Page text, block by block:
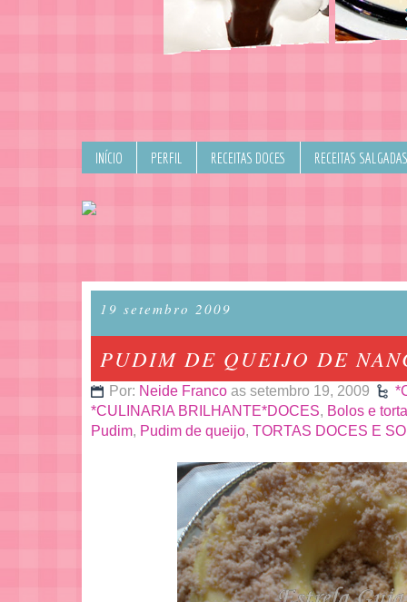
INÍCIO PERFIL RECEITAS DOCES RECEITAS SALGADAS
19 setembro 2009
PUDIM DE QUEIJO DE
Por: Neide Franco as setembro 19, 2009
*CULINARIA BRILHANTE*DOCES, Bolos e
Pudim, Pudim de queijo, TORTAS DOCES E